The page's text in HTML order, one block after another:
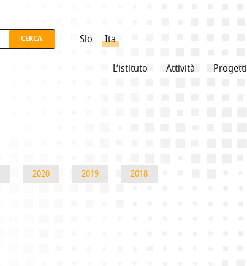
Slo Ita
L’istituto Attività Progetti
2020 2019 2018